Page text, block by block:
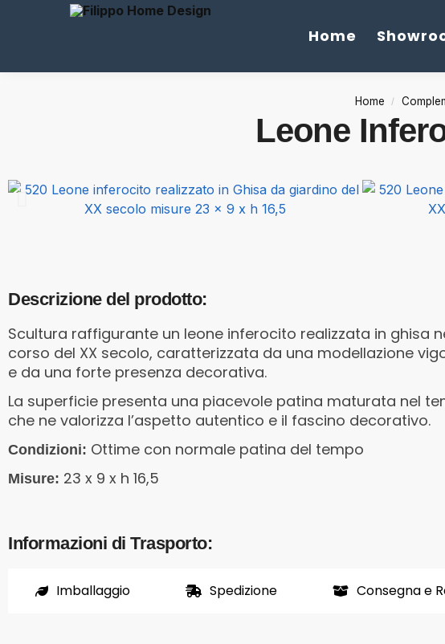
Home
Home /
Leone
Descrizione del prodotto:
Scultura raffigurante un leone inferocito realizzata in ghisa
corso del XX secolo, caratterizzata da una modellazione
e da una forte presenza decorativa.
La superficie presenta una piacevole patina maturata nel
che ne valorizza l’aspetto autentico e il fascino decorativo.
Condizioni: Ottime con normale patina del tempo
Misure: 23 x 9 x h 16,5
Informazioni di Trasporto:
Imballaggio Spedizione Consegna e